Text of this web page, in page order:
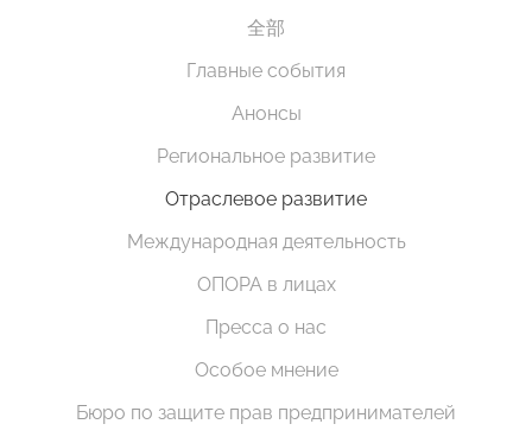
全部
Главные события
Анонсы
Региональное развитие
Отраслевое развитие
Международная деятельность
ОПОРА в лицах
Пресса о нас
Особое мнение
Бюро по защите прав предпринимателей